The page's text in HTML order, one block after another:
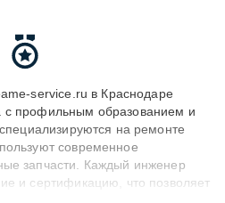
service.ru в Краснодаре
с профильным образованием и
на ремонте
современное
запчасти. Каждый инженер
и сертификацию, что позволяет